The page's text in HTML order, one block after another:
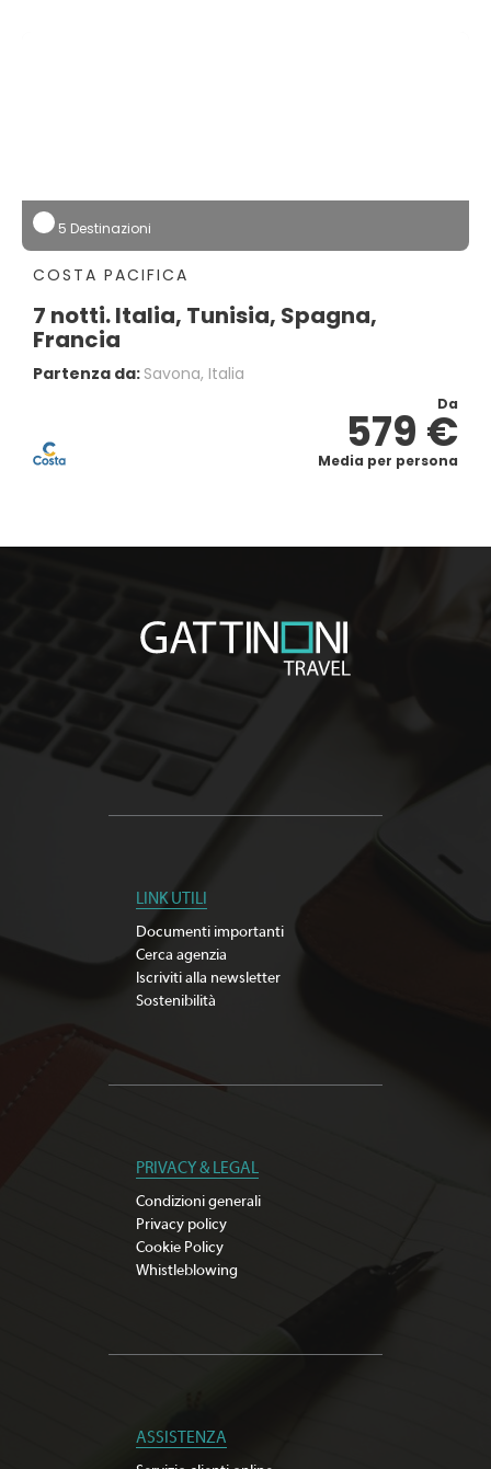
5 Destinazioni
COSTA PACIFICA
7 notti. Italia, Tunisia, Spagna,
Francia
Partenza da: Savona, Italia
Da
579 €
Media per persona
LINK UTILI
Documenti importanti
Cerca agenzia
Iscriviti alla newsletter
Sostenibilità
PRIVACY & LEGAL
Condizioni generali
Privacy policy
Cookie Policy
Whistleblowing
ASSISTENZA